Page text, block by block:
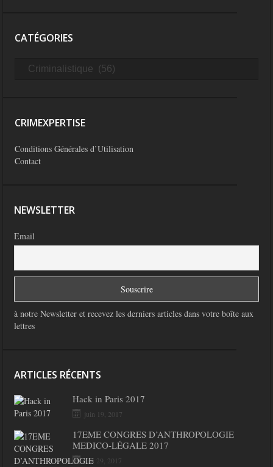
CATÉGORIES
CRIMEXPERTISE
Conditions Générales d’Utilisation
Contact
NEWSLETTER
Email
à notre Newsletter et recevez les derniers articles dans votre boîte aux
lettres
ARTICLES RÉCENTS
Hack in Paris 2017
juin 19, 2017
17EME CONGRES D’ANTHROPOLOGIE
MEDICO-LÉGALE 2017
mai 29, 2017